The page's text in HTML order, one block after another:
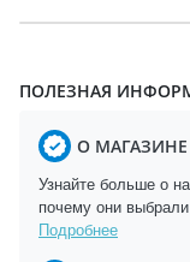
ПОЛЕЗНАЯ
О МАГАЗИНЕ
Узнайте больше о
почему они
Подробнее